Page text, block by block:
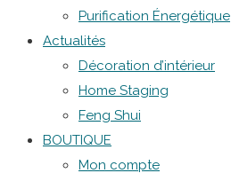
Purification Énergétique
Actualités
Décoration d’intérieur
Home Staging
Feng Shui
BOUTIQUE
Mon compte